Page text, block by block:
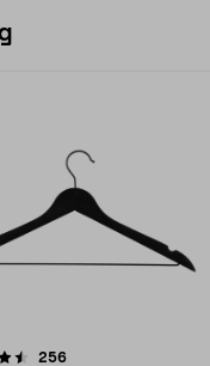
256anmeldelser
4.5av 5 stjerner